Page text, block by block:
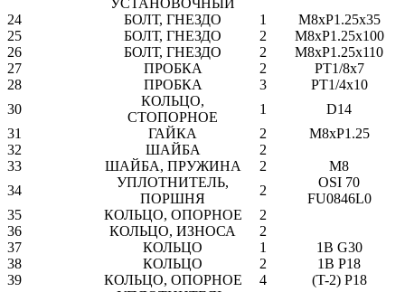
УСТАНОВОЧНЫЙ
24
БОЛТ, ГНЕЗДО 1
M8xP1.25x35
25
БОЛТ, ГНЕЗДО 2
M8xP1.25x100
26
БОЛТ, ГНЕЗДО 2
M8xP1.25x110
27
ПРОБКА 2
PT1/8x7
28
ПРОБКА 3
PT1/4x10
30
КОЛЬЦО,
СТОПОРНОЕ
1
D14
31
ГАЙКА 2
M8xP1.25
32
ШАЙБА
2
33
ШАЙБА, ПРУЖИНА 2
M8
34
УПЛОТНИТЕЛЬ,
ПОРШНЯ
2
OSI 70
FU0846L0
35
КОЛЬЦО, ОПОРНОЕ
2
36
КОЛЬЦО, ИЗНОСА
2
37
КОЛЬЦО 1
1B G30
38
КОЛЬЦО 2
1B P18
39
КОЛЬЦО, ОПОРНОЕ 4
(T-2) P18